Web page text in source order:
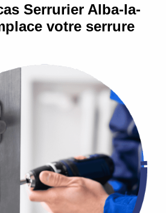
Serrurier Alba-la-
votre serrure